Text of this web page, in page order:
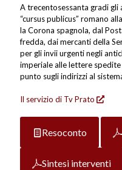
A trecentosessanta gradi
“cursus publicus” romano
la Corona spagnola, dal
fredda, dai mercanti della
per gli invii urgenti negli
imperiale alle lettere
punto sugli indirizzi al
Il servizio di Tv Prato
Resoconto
Sintesi interventi